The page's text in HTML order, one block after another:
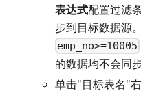
表达式配置过滤
步到目标数据源
emp_no>=10005
的数据均不会同
单击"目标表名"